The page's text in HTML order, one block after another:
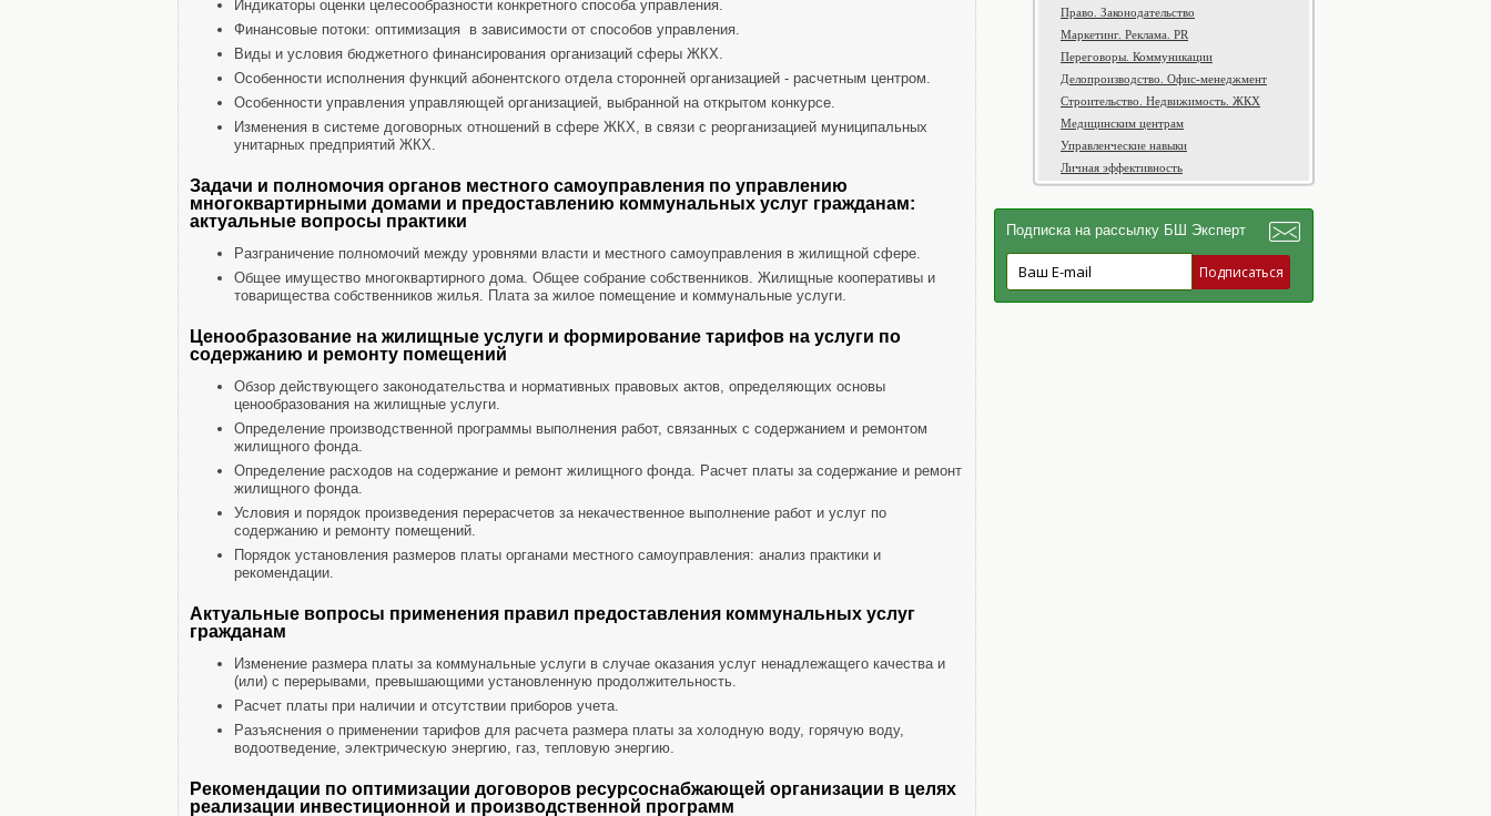
Индикаторы оценки целесообразности конкретного способа управления.
Финансовые потоки: оптимизация в зависимости от способов управления.
Виды и условия бюджетного финансирования организаций сферы ЖКХ.
Особенности исполнения функций абонентского отдела сторонней организацией - расчетным центром.
Особенности управления управляющей организацией, выбранной на открытом конкурсе.
Изменения в системе договорных отношений в сфере ЖКХ, в связи с реорганизацией муниципальных
унитарных предприятий ЖКХ.
Задачи и полномочия органов местного самоуправления по управлению
многоквартирными домами и предоставлению коммунальных услуг гражданам:
актуальные вопросы практики
Разграничение полномочий между уровнями власти и местного самоуправления в жилищной сфере.
Общее имущество многоквартирного дома. Общее собрание собственников. Жилищные кооперативы и
товарищества собственников жилья. Плата за жилое помещение и коммунальные услуги.
Ценообразование на жилищные услуги и формирование тарифов на услуги по
содержанию и ремонту помещений
Обзор действующего законодательства и нормативных правовых актов, определяющих основы
ценообразования на жилищные услуги.
Определение производственной программы выполнения работ, связанных с содержанием и ремонтом
жилищного фонда.
Определение расходов на содержание и ремонт жилищного фонда. Расчет платы за содержание и ремонт
жилищного фонда.
Условия и порядок произведения перерасчетов за некачественное выполнение работ и услуг по
содержанию и ремонту помещений.
Порядок установления размеров платы органами местного самоуправления: анализ практики и
рекомендации.
Актуальные вопросы применения правил предоставления коммунальных услуг
гражданам
Изменение размера платы за коммунальные услуги в случае оказания услуг ненадлежащего качества и
(или) с перерывами, превышающими установленную продолжительность.
Расчет платы при наличии и отсутствии приборов учета.
Разъяснения о применении тарифов для расчета размера платы за холодную воду, горячую воду,
водоотведение, электрическую энергию, газ, тепловую энергию.
Рекомендации по оптимизации договоров ресурсоснабжающей организации в целях
реализации инвестиционной и производственной программ
Право. Законодательство
Маркетинг. Реклама. PR
Переговоры. Коммуникации
Делопроизводство. Офис-менеджмент
Строительство. Недвижимость. ЖКХ
Медицинским центрам
Управленческие навыки
Личная эффективность
Подписка на рассылку БШ Эксперт